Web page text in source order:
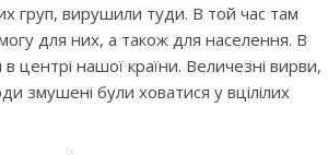
груп, вирушили туди. В той час там
для них, а також для населення. В
нашої країни. Величезні вирви,
змушені були ховатися у вцілілих